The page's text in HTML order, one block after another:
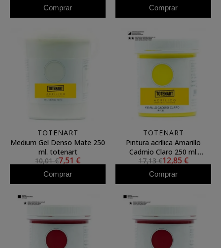
Comprar Comprar
TOTENART
Medium Gel Denso Mate 250
ml. totenart
10,01 €7,51 €
Comprar
TOTENART
Pintura acrílica Amarillo
Cadmio Claro 250 ml.
totenart
17,13 €12,85 €
Comprar